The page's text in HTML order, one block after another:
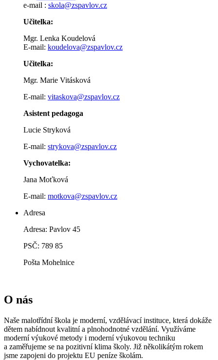
e-mail : skola@zspavlov.cz
Učitelka:
Mgr. Lenka Koudelová
E-mail: koudelova@zspavlov.cz
Učitelka:
Mgr. Marie Vitásková
E-mail: vitaskova@zspavlov.cz
Asistent pedagoga
Lucie Stryková
E-mail: strykova@zspavlov.cz
Vychovatelka:
Jana Moťková
E-mail: motkova@zspavlov.cz
Adresa
Adresa: Pavlov 45
PSČ: 789 85
Pošta Mohelnice
O nás
Naše malotřídní škola je moderní, vzdělávací instituce, která dokáže
dětem nabídnout kvalitní a plnohodnotné vzdělání. Využíváme
moderní výukové metody i moderní výukovou techniku
a zaměřujeme se na pozitivní klima školy. Již několikátým rokem
jsme zapojeni do projektu EU peníze školám.